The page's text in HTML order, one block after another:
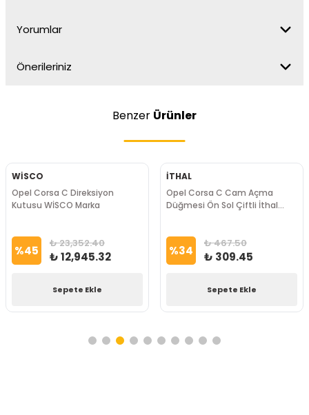
Yorumlar
Önerileriniz
Benzer Ürünler
WİSCO
Opel Corsa C Direksiyon
Kutusu WİSCO Marka
%45 ₺ 23,352.40
₺ 12,945.32
Sepete Ekle
İTHAL
Opel Corsa C Cam Açma
Düğmesi Ön Sol Çiftli İthal
%34 ₺ 467.50
₺ 309.45
Sepete Ekle